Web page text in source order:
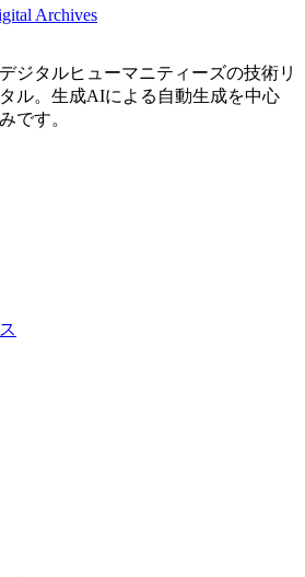
Archives
ジタルヒューマニティーズの技術リ
ル。生成AIによる自動生成を中心
です。